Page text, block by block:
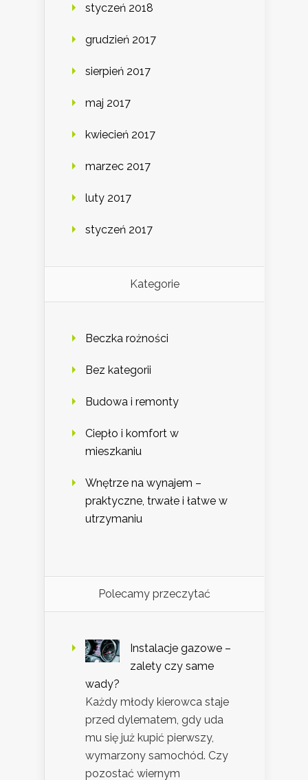
styczeń 2018
grudzień 2017
sierpień 2017
maj 2017
kwiecień 2017
marzec 2017
luty 2017
styczeń 2017
Kategorie
Beczka rożności
Bez kategorii
Budowa i remonty
Ciepło i komfort w
mieszkaniu
Wnętrze na wynajem –
praktyczne, trwałe i łatwe w
utrzymaniu
Polecamy przeczytać
Instalacje gazowe –
zalety czy same
wady?
Każdy młody kierowca staje
przed dylematem, gdy uda
mu się już kupić pierwszy,
wymarzony samochód. Czy
pozostać wiernym